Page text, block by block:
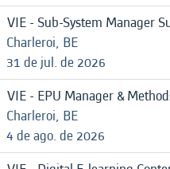
VIE - Sub-System Manager
Charleroi, BE
31 de jul. de 2026
VIE - EPU Manager &
Charleroi, BE
4 de ago. de 2026